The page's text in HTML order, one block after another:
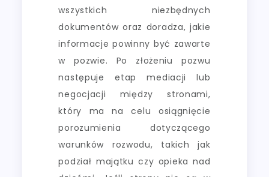
wszystkich niezbędnych
dokumentów oraz doradza, jakie
informacje powinny być zawarte
w pozwie. Po złożeniu pozwu
następuje etap mediacji lub
negocjacji między stronami,
który ma na celu osiągnięcie
porozumienia dotyczącego
warunków rozwodu, takich jak
podział majątku czy opieka nad